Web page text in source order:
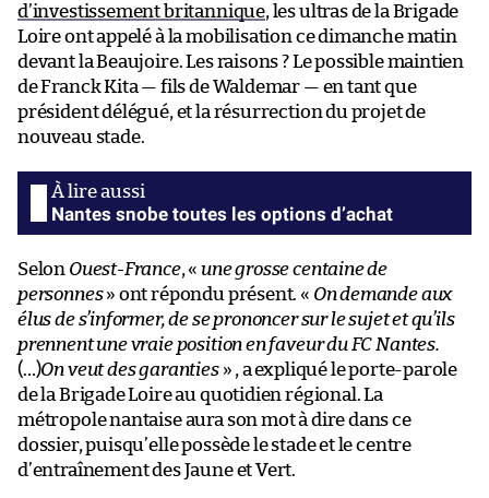
d’investissement britannique, les ultras de la Brigade
Loire ont appelé à la mobilisation ce dimanche matin
devant la Beaujoire. Les raisons ? Le possible maintien
de Franck Kita — fils de Waldemar — en tant que
président délégué, et la résurrection du projet de
nouveau stade.
Nantes snobe toutes les options d’achat
Selon Ouest-France, «une grosse centaine de
personnes» ont répondu présent. « On demande aux
élus de s’informer, de se prononcer sur le sujet et qu’ils
prennent une vraie position en faveur du FC Nantes.
(…)On veut des garanties» , a expliqué le porte-parole
de la Brigade Loire au quotidien régional. La
métropole nantaise aura son mot à dire dans ce
dossier, puisqu’elle possède le stade et le centre
d’entraînement des Jaune et Vert.